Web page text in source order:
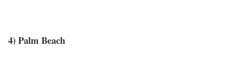
4) Palm Beach